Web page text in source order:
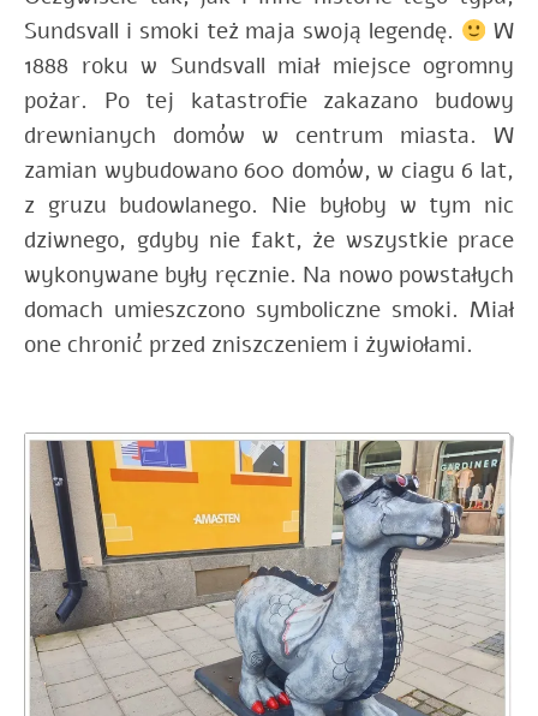
Sundsvall i smoki też maja swoją legendę.
W
1888 roku w Sundsvall miał miejsce ogromny
pożar. Po tej katastrofie zakazano budowy
drewnianych domów w centrum miasta. W
zamian wybudowano 600 domów, w ciagu 6 lat,
z gruzu budowlanego. Nie byłoby w tym nic
dziwnego, gdyby nie fakt, że wszystkie prace
wykonywane były ręcznie. Na nowo powstałych
domach umieszczono symboliczne smoki. Miał
one chronić przed zniszczeniem i żywiołami.